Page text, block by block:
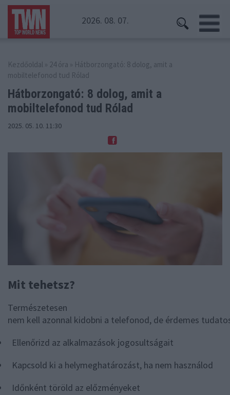
2026. 08. 07.
Kezdőoldal » 24 óra » Hátborzongató: 8 dolog, amit a
mobiltelefonod tud Rólad
Hátborzongató: 8 dolog, amit a
mobiltelefonod tud Rólad
2025. 05. 10. 11:30
Mit tehetsz?
Természetesen
nem kell azonnal kidobni a telefonod, de érdemes
Ellenőrizd az alkalmazások jogosultságait
Kapcsold ki a helymeghatározást, ha nem használod
Időnként töröld az előzményeket